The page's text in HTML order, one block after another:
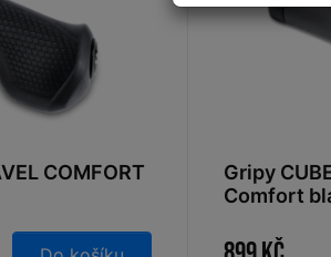
COMFORT
Gripy
Comfort